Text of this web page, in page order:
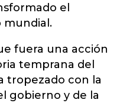
el
mundial.
fuera una acción
temprana del
tropezado con la
gobierno y de la